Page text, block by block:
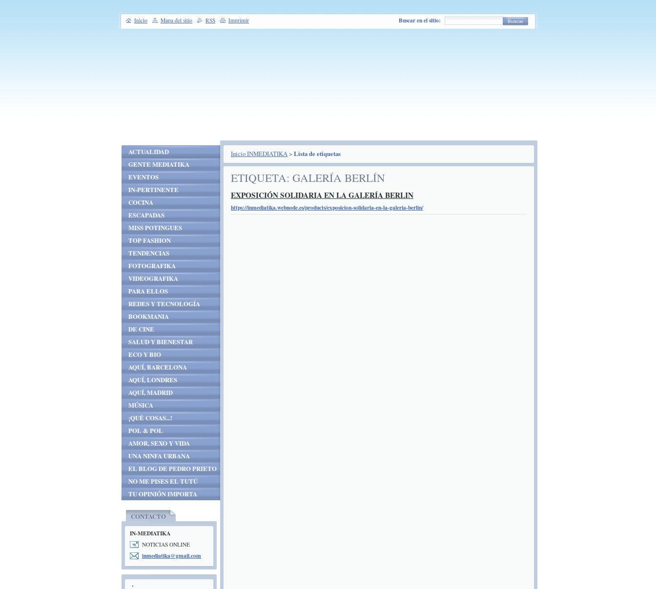
Inicio INMEDIATIKA> Lista de etiquetas
ETIQUETA: GALERÍA BERLÍN
EXPOSICIÓN SOLIDARIA EN LA GALERÍA BERLIN
https://inmediatika.webnode.es/products/exposicion-solidaria-en-la-galeria-berlin/
ACTUALIDAD
GENTE MEDIATIKA
EVENTOS
IN-PERTINENTE
COCINA
ESCAPADAS
MISS POTINGUES
TOP FASHION
TENDENCIAS
FOTOGRAFIKA
VIDEOGRAFIKA
PARA ELLOS
REDES Y TECNOLOGÍA
BOOKMANIA
DE CINE
SALUD Y BIENESTAR
ECO Y BIO
AQUÍ, BARCELONA
AQUÍ, LONDRES
AQUÍ, MADRID
MÚSICA
¡QUÉ COSAS...!
POL & POL
AMOR, SEXO Y VIDA
UNA NINFA URBANA
EL BLOG DE PEDRO PRIETO
NO ME PISES EL TUTÚ
TU OPINIÓN IMPORTA
CONTACTO
IN-MEDIATIKA
NOTICIAS ONLINE
inmediatika@gmail.com
Inicio Mapa del sitio RSS Imprimir Buscar en el sitio: Buscar